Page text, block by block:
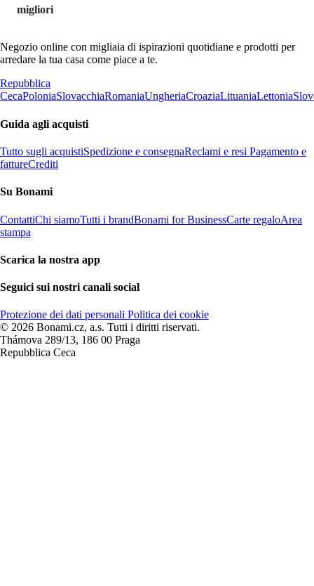
migliori
Negozio online con migliaia di ispirazioni quotidiane e prodotti per
arredare la tua casa come piace a te.
Repubblica
CecaPoloniaSlovacchiaRomaniaUngheriaCroaziaLituaniaLettonia
Guida agli acquisti
Tutto sugli acquistiSpedizione e consegnaReclami e resi Pagamento e
fattureCrediti
Su Bonami
ContattiChi siamoTutti i brandBonami for BusinessCarte regaloArea
stampa
Scarica la nostra app
Seguici sui nostri canali social
Protezione dei dati personali Politica dei cookie
© 2026 Bonami.cz, a.s. Tutti i diritti riservati.
Thámova 289/13, 186 00 Praga
Repubblica Ceca